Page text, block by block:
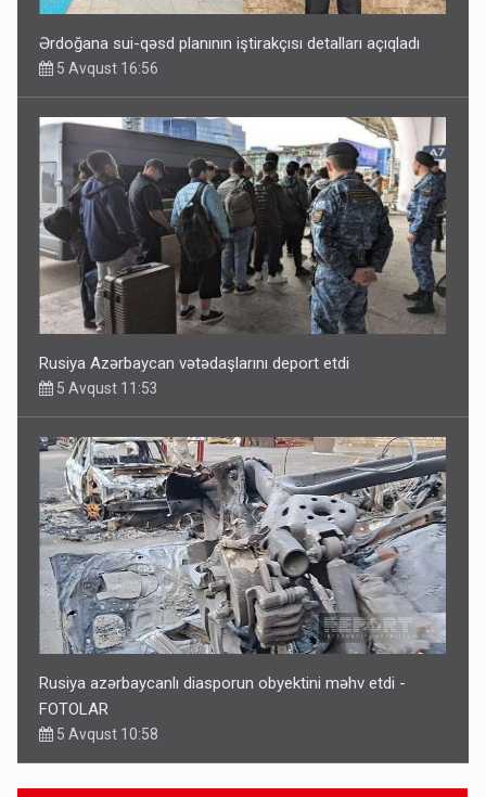
Rusiya Azərbaycan vətədaşlarını deport etdi
5 Avqust 11:53
Rusiya azərbaycanlı diasporun obyektini məhv etdi -
FOTOLAR
5 Avqust 10:58
Bu tarixdən HAVALAR DƏYİŞİR - İSTİLƏR BİTİR
4 Avqust 22:04